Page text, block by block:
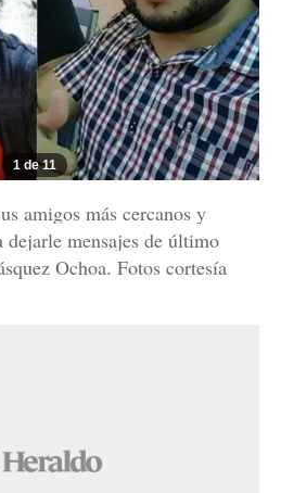
1 de 11
amigos más cercanos y
mensajes de último
Ochoa. Fotos cortesía